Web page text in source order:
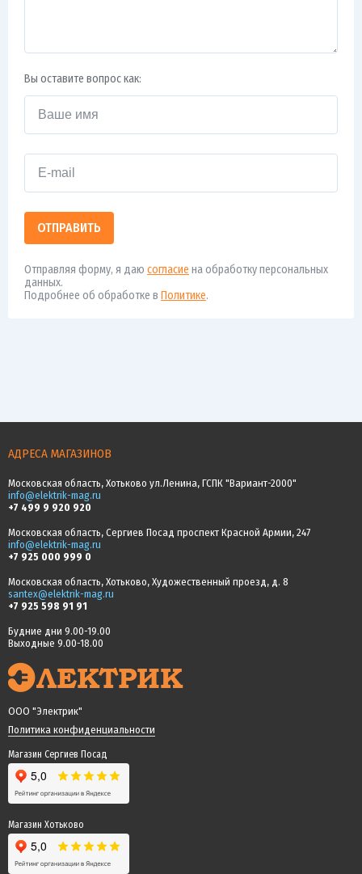
Вы оставите вопрос как:
ОТПРАВИТЬ
Отправляя форму, я даю согласие на обработку персональных
данных.
Подробнее об обработке в Политике.
АДРЕСА МАГАЗИНОВ
Московская область, Хотьково ул.Ленина, ГСПК "Вариант-2000"
info@elektrik-mag.ru
+7 499 9 920 920
Московская область, Сергиев Посад проспект Красной Армии, 247
info@elektrik-mag.ru
+7 925 000 999 0
Московская область, Хотьково, Художественный проезд, д. 8
santex@elektrik-mag.ru
+7 925 598 91 91
Будние дни 9.00-19.00
Выходные 9.00-18.00
ООО "Электрик"
Политика конфиденциальности
Магазин Сергиев Посад
Магазин Хотьково